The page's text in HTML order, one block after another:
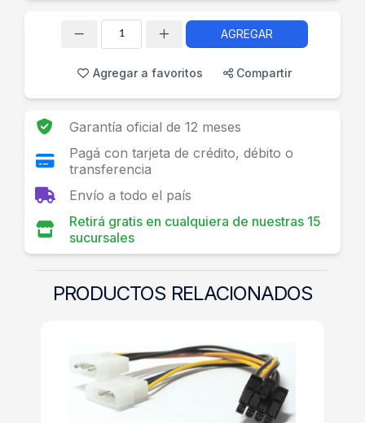
AGREGAR
Agregar a favoritos Compartir
Garantía oficial de 12 meses
Pagá con tarjeta de crédito, débito o
transferencia
Envío a todo el país
Retirá gratis en cualquiera de nuestras 15
sucursales
PRODUCTOS RELACIONADOS